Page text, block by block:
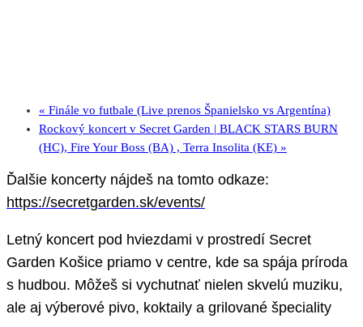
« Finále vo futbale (Live prenos Španielsko vs Argentína)
Rockový koncert v Secret Garden | BLACK STARS BURN
(HC), Fire Your Boss (BA) , Terra Insolita (KE) »
Ďalšie koncerty nájdeš na tomto odkaze:
https://secretgarden.sk/events/
Letný koncert pod hviezdami v prostredí Secret
Garden Košice priamo v centre, kde sa spája príroda
s hudbou. Môžeš si vychutnať nielen skvelú muziku,
ale aj výberové pivo, koktaily a grilované špeciality